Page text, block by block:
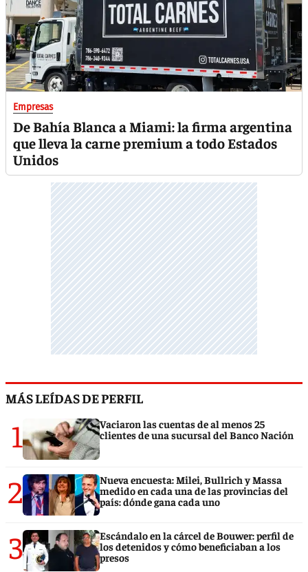
Empresas
De Bahía Blanca a Miami: la firma argentina
que lleva la carne premium a todo Estados
Unidos
MÁS LEÍDAS DE PERFIL
1
Vaciaron las cuentas de al menos 25
clientes de una sucursal del Banco Nación
2
Nueva encuesta: Milei, Bullrich y Massa
medido en cada una de las provincias del
país: dónde gana cada uno
3
Escándalo en la cárcel de Bouwer: perfil de
los detenidos y cómo beneficiaban a los
presos